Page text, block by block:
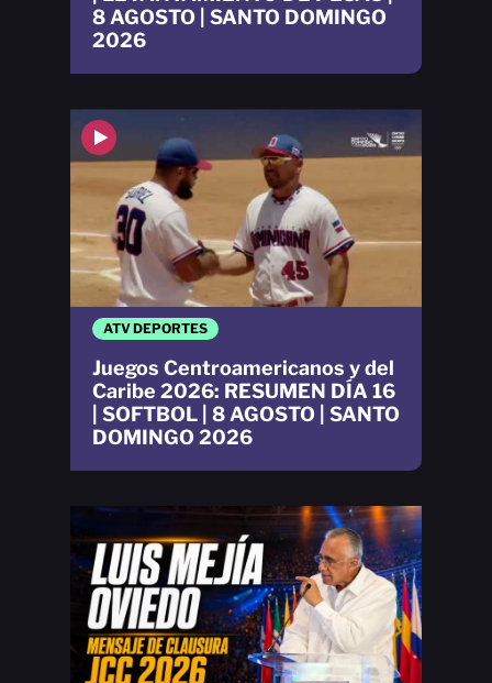
ATV DEPORTES
Juegos Centroamericanos y del
Caribe 2026: RESUMEN DÍA 16
| SOFTBOL | 8 AGOSTO | SANTO
DOMINGO 2026
8 AGOSTO | SANTO DOMINGO
2026